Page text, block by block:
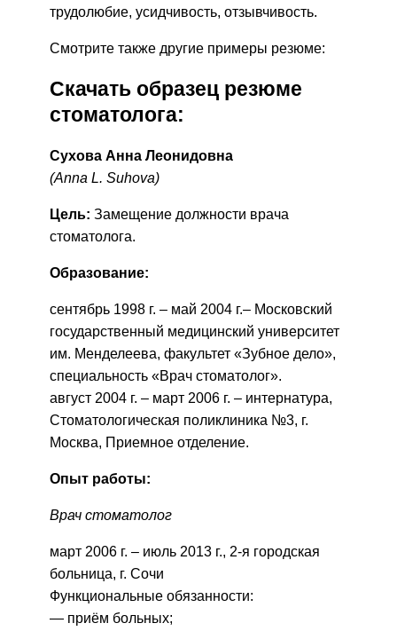
трудолюбие, усидчивость, отзывчивость.
Смотрите также другие примеры резюме:
Скачать образец резюме
стоматолога:
Сухова Анна Леонидовна
(Anna L. Suhova)
Цель: Замещение должности врача
стоматолога.
Образование:
сентябрь 1998 г. – май 2004 г.– Московский
государственный медицинский университет
им. Менделеева, факультет «Зубное дело»,
специальность «Врач стоматолог».
август 2004 г. – март 2006 г. – интернатура,
Стоматологическая поликлиника №3, г.
Москва, Приемное отделение.
Опыт работы:
Врач стоматолог
март 2006 г. – июль 2013 г., 2-я городская
больница, г. Сочи
Функциональные обязанности:
— приём больных;